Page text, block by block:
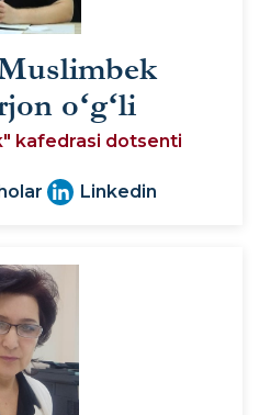
oʻgʻli
kafedrasi dotsenti
Linkedin